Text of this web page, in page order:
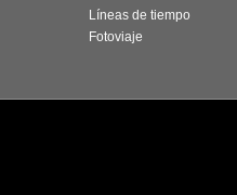
Líneas de tiempo
Fotoviaje